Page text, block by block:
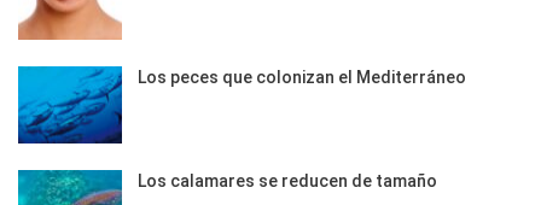
Los peces que colonizan el Mediterráneo
Los calamares se reducen de tamaño